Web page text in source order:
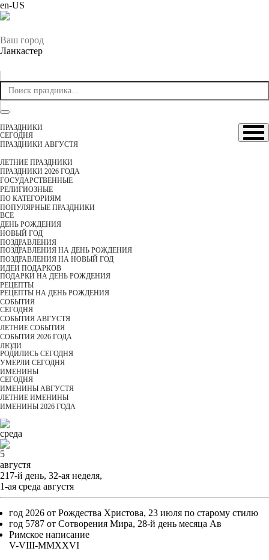
en-US
Ваш город
Ланкастер
ПРАЗДНИКИ
CЕГОДНЯ
ПРАЗДНИКИ АВГУСТЯ
ЛЕТНИЕ ПРАЗДНИКИ
ПРАЗДНИКИ 2026 ГОДА
ГОСУДАРСТВЕННЫЕ
РЕЛИГИОЗНЫЕ
ПО КАТЕГОРИЯМ
ПОПУЛЯРНЫЕ ПРАЗДНИКИ
ВСЕ
ДЕНЬ РОЖДЕНИЯ
НОВЫЙ ГОД
ПОЗДРАВЛЕНИЯ
ПОЗДРАВЛЕНИЯ НА ДЕНЬ РОЖДЕНИЯ
ПОЗДРАВЛЕНИЯ НА НОВЫЙ ГОД
ИДЕИ ПОДАРКОВ
ПОДАРКИ НА ДЕНЬ РОЖДЕНИЯ
РЕЦЕПТЫ
РЕЦЕПТЫ НА ДЕНЬ РОЖДЕНИЯ
СОБЫТИЯ
CЕГОДНЯ
СОБЫТИЯ АВГУСТЯ
ЛЕТНИЕ СОБЫТИЯ
СОБЫТИЯ 2026 ГОДА
ЛЮДИ
РОДИЛИСЬ СЕГОДНЯ
УМЕРЛИ СЕГОДНЯ
ИМЕНИНЫ
CЕГОДНЯ
ИМЕНИНЫ АВГУСТЯ
ЛЕТНИЕ ИМЕНИНЫ
ИМЕНИНЫ 2026 ГОДА
среда
5
августя
217-й день, 32-ая неделя,
1-ая среда августя
год 2026 от Рождества Христова, 23 июля по старому стилю
год 5787 от Сотворения Мира, 28-й день месяца Ав
Римское написание
V-VIII-MMXXVI